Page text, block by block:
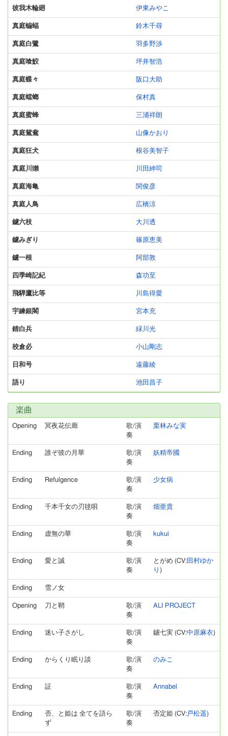
彼我木輪廻 伊東みやこ
真庭蝙蝠 鈴木千尋
真庭白鷺 羽多野渉
真庭喰鮫 坪井智浩
真庭蝶々 阪口大助
真庭蟷螂 保村真
真庭蜜蜂 三浦祥朗
真庭鴛鴦 山像かおり
真庭狂犬 根谷美智子
真庭川獺 川田紳司
真庭海亀 関俊彦
真庭人鳥 広橋涼
鑢六枝 大川透
鑢みぎり 篠原恵美
鑢一根 阿部敦
四季崎記紀 森功至
飛騨鷹比等 川島得愛
宇練銀閣 宮本充
錆白兵 緑川光
校倉必 小山剛志
日和号 遠藤綾
語り 池田昌子
楽曲
Opening 冥夜花伝廊
歌/演
奏
栗林みな実
Ending 誰ぞ彼の月華
歌/演
奏
妖精帝國
Ending Refulgence
歌/演
奏
少女病
Ending 千本千女の刃毬唄
歌/演
奏
畑亜貴
Ending 虚無の華
歌/演
奏
kukui
Ending 愛と誠
歌/演
奏
とがめ (CV:田村ゆか
り )
Ending 雪ノ女
Opening 刀と鞘
歌/演
奏
ALI PROJECT
Ending 迷い子さがし
歌/演
奏
鑢七実 (CV:中原麻衣)
Ending からくり眠り談
歌/演
奏
のみこ
Ending 証
歌/演
奏
Annabel
Ending
否、と姫は 全てを語ら
ず
歌/演
奏
否定姫 (CV:戸松遥)